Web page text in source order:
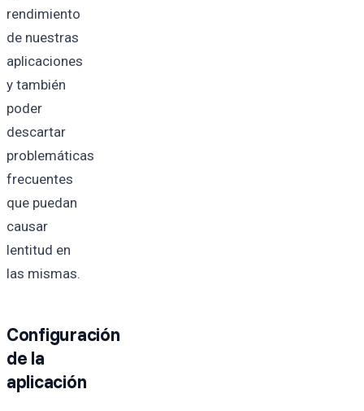
rendimiento
de nuestras
aplicaciones
y también
poder
descartar
problemáticas
frecuentes
que puedan
causar
lentitud en
las mismas.
Configuración
de la
aplicación